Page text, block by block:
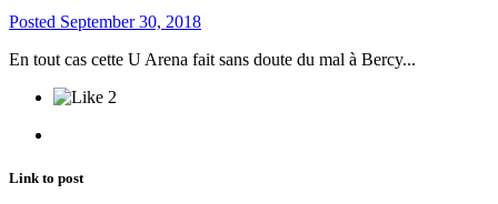
Posted September 30, 2018
En tout cas cette U Arena fait sans doute du mal à Bercy...
2
Link to post